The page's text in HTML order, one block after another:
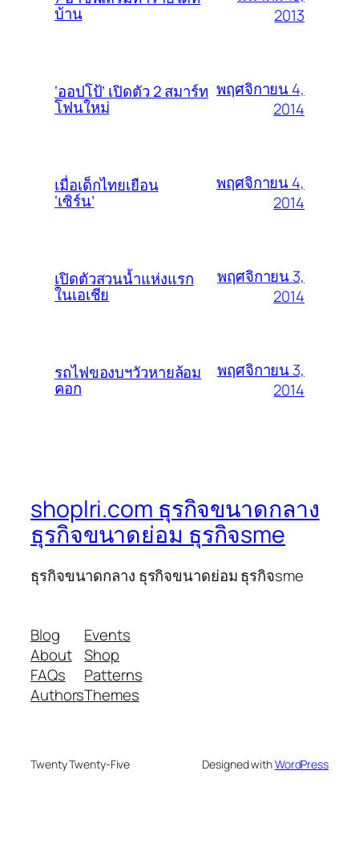
บ้าน
2013
‘ออปโป้’ เปิดตัว 2 สมาร์ท
โฟนใหม่
พฤศจิกายน 4,
2014
เมื่อเด็กไทยเยือน
‘เซิร์น’
พฤศจิกายน 4,
2014
เปิดตัวสวนน้ำแห่งแรก
ในเอเชีย
พฤศจิกายน 3,
2014
รถไฟของบฯวัวหายล้อม
คอก
พฤศจิกายน 3,
2014
shoplri.com ธุรกิจขนาดกลาง
ธุรกิจขนาดย่อม ธุรกิจsme
ธุรกิจขนาดกลาง ธุรกิจขนาดย่อม ธุรกิจsme
Blog
About
FAQs
Authors
Events
Shop
Patterns
Themes
Twenty Twenty-Five Designed withWordPress